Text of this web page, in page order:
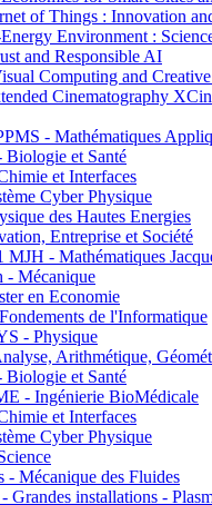
of Things : Innovation
Environment :
and Responsible AI
Computing and
Cinematography XCin
- Mathématiques
et Santé
et Interfaces
Cyber Physique
des Hautes Energies
Entreprise et Société
- Mathématiques
Mécanique
en Economie
de l'Informatique
- Physique
Arithmétique,
et Santé
- Ingénierie BioMédicale
et Interfaces
Cyber Physique
Mécanique des Fluides
installations -